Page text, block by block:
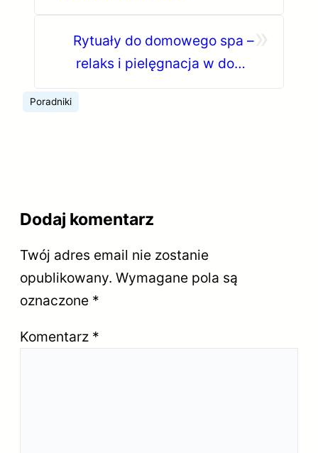
Rytuały do domowego spa –
relaks i pielęgnacja w domu
Poradniki
Dodaj komentarz
Twój adres email nie zostanie
opublikowany. Wymagane pola są
oznaczone *
Komentarz *